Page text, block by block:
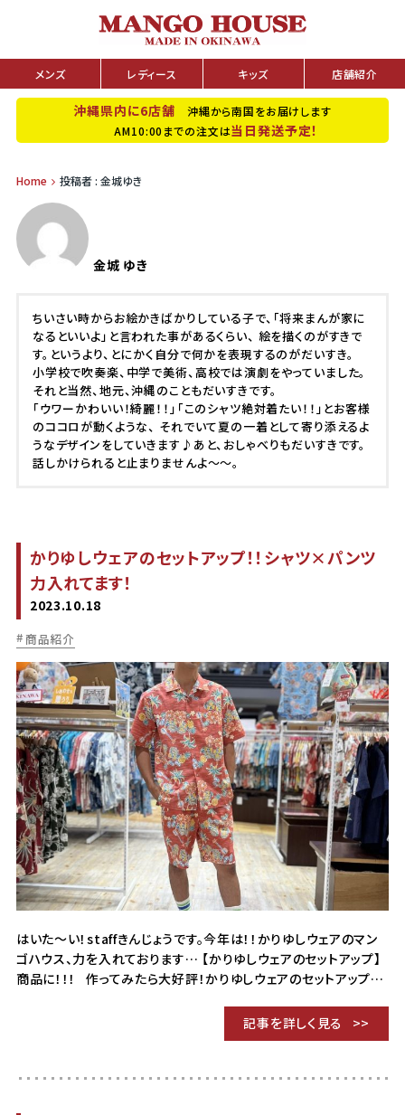
メンズ レディース キッズ 店舗紹介
沖縄県内に6店舗 沖縄から南国をお届けします
AM10:00までの注文は当日発送予定！
Home 投稿者 : 金城ゆき
金城 ゆき
ちいさい時からお絵かきばかりしている子で、「将来まんが家に
なるといいよ」と言われた事があるくらい、 絵を描くのがすきで
す。というより、とにかく自分で何かを表現するのがだいすき。
小学校で吹奏楽、中学で美術、高校では演劇をやっていました。
それと当然、地元、沖縄のこともだいすきです。
「ウワーかわいい！綺麗！！」「このシャツ絶対着たい！！」とお客様
のココロが動くような、 それでいて夏の一着として寄り添えるよ
うなデザインをしていきます♪あと、おしゃべりもだいすきです。
話しかけられると止まりませんよ～～。
かりゆしウェアのセットアップ！！シャツ×パンツ
力入れてます！
2023.10.18
商品紹介
はいた～い！staffきんじょうです。今年は！！かりゆしウェアのマン
ゴハウス、力を入れております… 【かりゆしウェアのセットアップ】
商品に！！！ 作ってみたら大好評！かりゆしウェアのセットアップ…
記事を詳しく見る